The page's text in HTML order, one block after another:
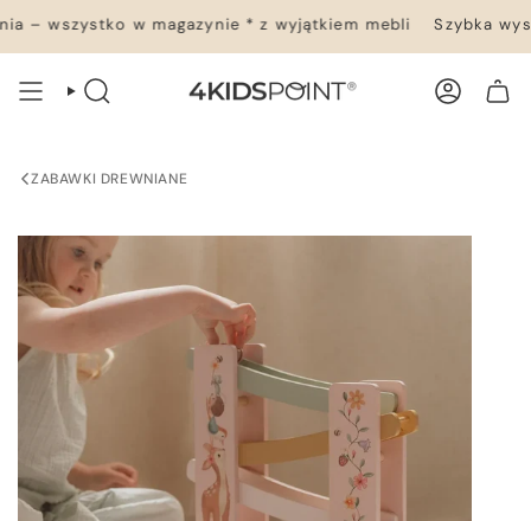
do
treści
– wszystko w magazynie * z wyjątkiem mebli Szybka
WYSZUKIWANIE KONTO
ZABAWKI DREWNIANE